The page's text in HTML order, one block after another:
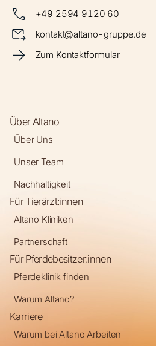
+49 2594 9120 60
kontakt@altano-gruppe.de
Zum Kontaktformular
Über Altano
Über Uns
Unser Team
Nachhaltigkeit
Für Tierärzt:innen
Altano Kliniken
Partnerschaft
Für Pferdebesitzer:innen
Pferdeklinik finden
Warum Altano?
Karriere
Warum bei Altano Arbeiten